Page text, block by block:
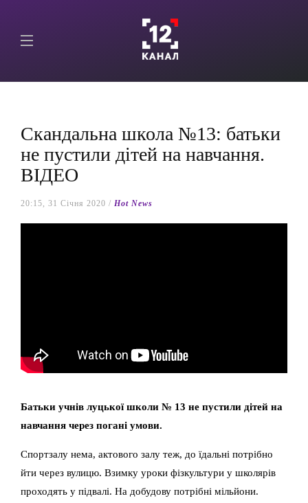
Скандальна школа №13: батьки
не пустили дітей на навчання.
ВІДЕО
20:15, 31 Січня 2020 / Hot News
Батьки учнів луцької школи № 13 не пустили дітей на
навчання через погані умови.
Спортзалу нема, актового залу теж, до їдальні потрібно
йти через вулицю. Взимку уроки фізкультури у школярів
проходять у підвалі. На добудову потрібні мільйони.